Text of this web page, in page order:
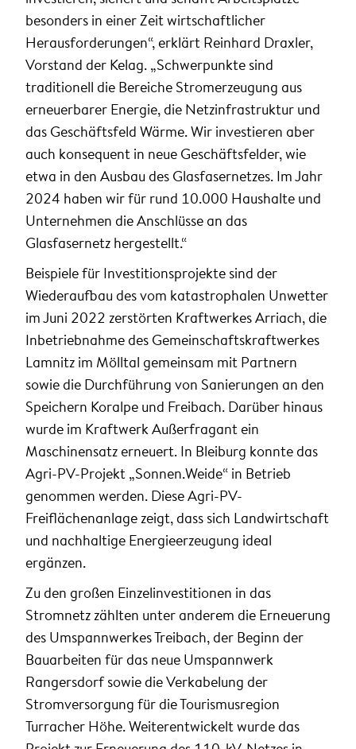
besonders in einer Zeit wirtschaftlicher
Herausforderungen“, erklärt Reinhard Draxler,
Vorstand der Kelag. „Schwerpunkte sind
traditionell die Bereiche Stromerzeugung aus
erneuerbarer Energie, die Netzinfrastruktur und
das Geschäftsfeld Wärme. Wir investieren aber
auch konsequent in neue Geschäftsfelder, wie
etwa in den Ausbau des Glasfasernetzes. Im Jahr
2024 haben wir für rund 10.000 Haushalte und
Unternehmen die Anschlüsse an das
Glasfasernetz hergestellt.“
Beispiele für Investitionsprojekte sind der
Wiederaufbau des vom katastrophalen Unwetter
im Juni 2022 zerstörten Kraftwerkes Arriach, die
Inbetriebnahme des Gemeinschaftskraftwerkes
Lamnitz im Mölltal gemeinsam mit Partnern
sowie die Durchführung von Sanierungen an den
Speichern Koralpe und Freibach. Darüber hinaus
wurde im Kraftwerk Außerfragant ein
Maschinensatz erneuert. In Bleiburg konnte das
Agri-PV-Projekt „Sonnen.Weide“ in Betrieb
genommen werden. Diese Agri-PV-
Freiflächenanlage zeigt, dass sich Landwirtschaft
und nachhaltige Energieerzeugung ideal
ergänzen.
Zu den großen Einzelinvestitionen in das
Stromnetz zählten unter anderem die Erneuerung
des Umspannwerkes Treibach, der Beginn der
Bauarbeiten für das neue Umspannwerk
Rangersdorf sowie die Verkabelung der
Stromversorgung für die Tourismusregion
Turracher Höhe. Weiterentwickelt wurde das